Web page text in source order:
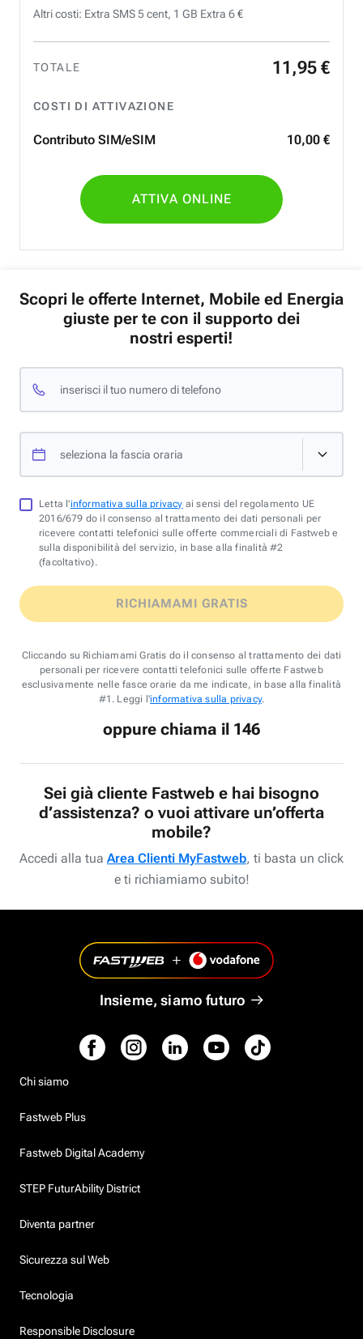
Altri costi: Extra SMS 5 cent, 1 GB Extra 6 €
TOTALE 11 ,95 €
COSTI DI ATTIVAZIONE
Contributo SIM/eSIM 10,00 €
ATTIVA ONLINE
Scopri le offerte Internet, Mobile ed Energia
giuste per te con il supporto dei
nostri esperti!
inserisci il tuo numero di telefono
seleziona la fascia oraria
Letta l'informativa sulla privacy ai sensi del regolamento UE
2016/679 do il consenso al trattamento dei dati personali per
ricevere contatti telefonici sulle offerte commerciali di Fastweb e
sulla disponibilità del servizio, in base alla finalità #2
(facoltativo).
RICHIAMAMI GRATIS
Cliccando su Richiamami Gratis do il consenso al trattamento dei dati
personali per ricevere contatti telefonici sulle offerte Fastweb
esclusivamente nelle fasce orarie da me indicate, in base alla finalità
#1. Leggi l'informativa sulla privacy.
oppure chiama il 146
Sei già cliente Fastweb e hai bisogno
d’assistenza? o vuoi attivare un’offerta
mobile?
Accedi alla tua Area Clienti MyFastweb, ti basta un click
e ti richiamiamo subito!
Insieme, siamo futuro
Chi siamo
Fastweb Plus
Fastweb Digital Academy
STEP FuturAbility District
Diventa partner
Sicurezza sul Web
Tecnologia
Responsible Disclosure